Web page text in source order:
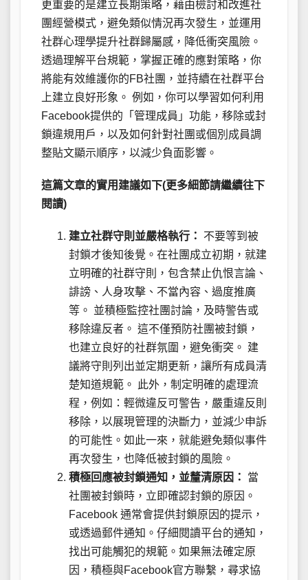
更重要的是建立長期策略，藉由檢討和改進社
團經營模式，避免類似情況再次發生，並運用
社群心理學提升社群歸屬感，降低衝突風險。
透過理解平台規範，掌握正確的應對策略，你
將能有效維護你的FB社團，並持續在社群平台
上建立良好形象。 例如，你可以學習如何利用
Facebook提供的「管理成員」功能，移除或封
鎖違規用戶，以及如何針對社團或個別成員調
整貼文顯示順序，以減少負面影響。
這篇文章的實用建議如下(更多細節請繼續往下
閱讀)
建立社群守則並嚴格執行：
不要等到被
封鎖才後知後覺。在社團成立初期，就建
立明確的社群守則，包含禁止仇恨言論、
誹謗、人身攻擊、不當內容、過度推廣
等。 並積極監控社團討論，及時警告或
移除違反者。 這不僅預防社團被封鎖，
也建立良好的社群氛圍，避免衝突。 建
議將守則列出並定期更新，讓所有成員清
楚知道規範。 此外，制定明確的處理流
程，例如：輕微違反可警告，嚴重違反則
移除，以展現管理的決斷力，並減少申訴
的可能性。如此一來，就能避免類似事件
再次發生，也降低被封鎖的風險。
積極回應被封鎖通知，並釐清原因：
當
社團被封鎖時，立即確認封鎖的原因。
Facebook 通常會提供封鎖原因的提示，
或透過郵件通知。仔細閱讀平台的通知，
找出可能觸犯的規範。如果無法確定原
因，積極與Facebook官方聯繫，尋求協